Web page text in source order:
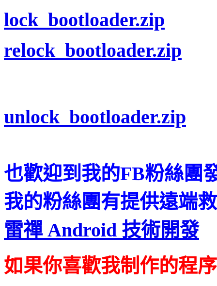
lock_bootloader.zip
relock_bootloader.zip
unlock_bootloader.zip
也歡迎到我的FB粉絲團
我的粉絲團有提供遠端
雷禪 Android 技術開發
如果你喜歡我制作的程